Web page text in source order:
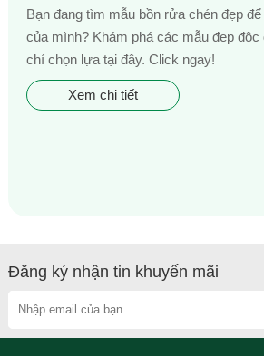
Bạn đang tìm mẫu bồn rửa chén đẹp
của mình? Khám phá các mẫu đẹp độc
chí chọn lựa tại đây. Click ngay!
Xem chi tiết
Đăng ký nhận tin khuyến mãi